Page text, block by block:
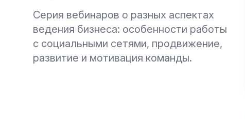
Серия вебинаров о разных аспектах
ведения бизнеса: особенности работы
с социальными сетями, продвижение,
развитие и мотивация команды.